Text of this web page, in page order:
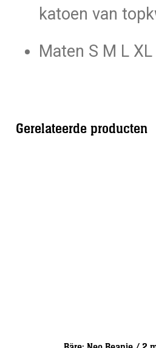
katoen van
Maten S M L
Gerelateerde producten